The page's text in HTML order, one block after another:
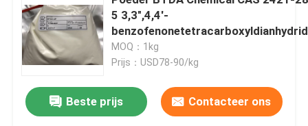
5 3,3",4,4'-
MOQ：1kg
Prijs：USD78-90/kg
Beste prijs Contacteer ons